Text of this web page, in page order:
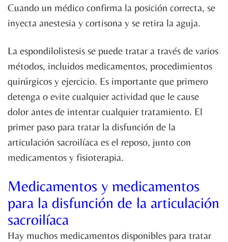
Cuando un médico confirma la posición correcta, se
inyecta anestesia y cortisona y se retira la aguja.
La espondilolistesis se puede tratar a través de varios
métodos, incluidos medicamentos, procedimientos
quirúrgicos y ejercicio. Es importante que primero
detenga o evite cualquier actividad que le cause
dolor antes de intentar cualquier tratamiento. El
primer paso para tratar la disfunción de la
articulación sacroilíaca es el reposo, junto con
medicamentos y fisioterapia.
Medicamentos y medicamentos
para la disfunción de la articulación
sacroilíaca
Hay muchos medicamentos disponibles para tratar